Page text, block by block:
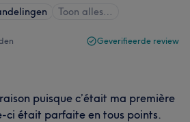
Toon alles…
Geverifieerde review
puisque c’était ma première
ci était parfaite en tous points.